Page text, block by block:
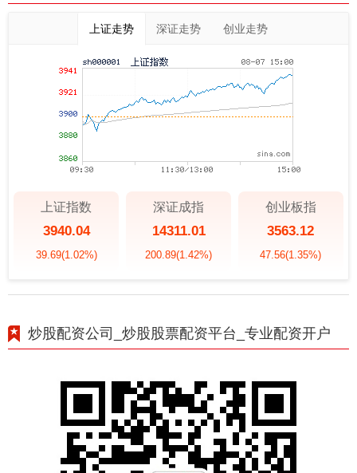
上证走势 深证走势 创业走势
上证指数
3940.04
39.69(1.02%)
深证成指
14311.01
200.89(1.42%)
创业板指
3563.12
47.56(1.35%)
炒股配资公司_炒股股票配资平台_专业配资开户